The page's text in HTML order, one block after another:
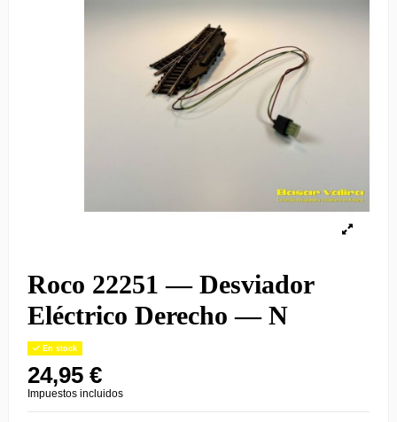
Roco 22251 — Desviador
Eléctrico Derecho — N
En stock
24,95 €
Impuestos incluidos